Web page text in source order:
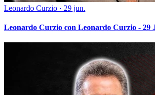
Leonardo Curzio · 29 jun.
Leonardo Curzio con Leonardo Curzio - 29